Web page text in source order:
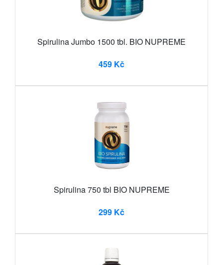
Spirulina Jumbo 1500 tbl. BIO NUPREME
459 Kč
Spirulina 750 tbl BIO NUPREME
299 Kč